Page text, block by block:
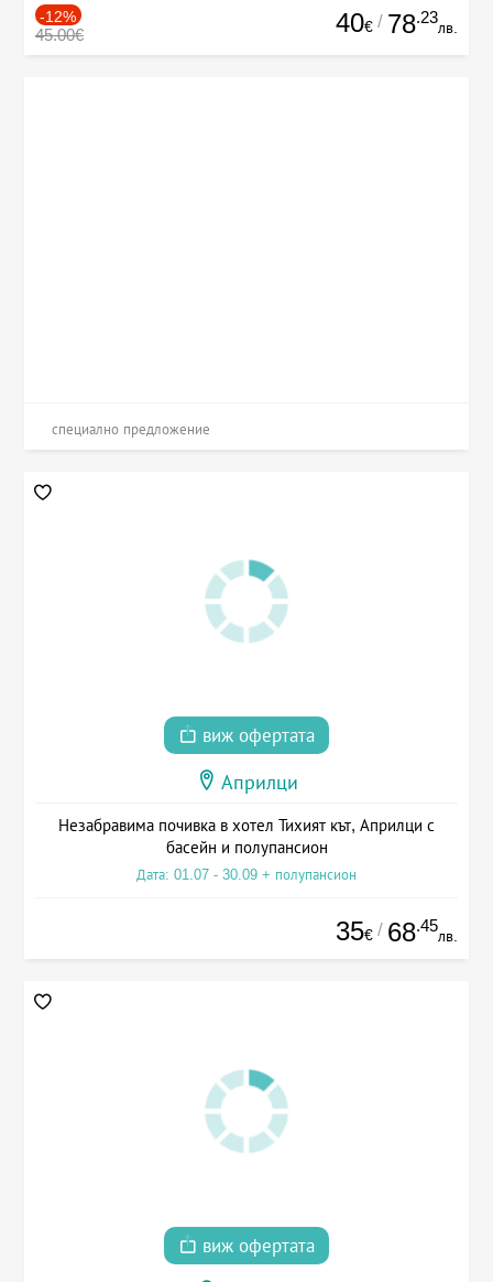
-12%
45.00€ 40€ / 78.23
лв.
специално предложение
виж офертата
Априлци
Незабравима почивка в хотел Тихият кът, Априлци с
басейн и полупансион
Дата: 01.07 - 30.09 + полупансион
35€ / 68.45
лв.
виж офертата